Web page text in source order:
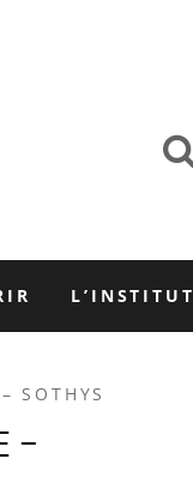
L’INSTITUT
SOTHYS